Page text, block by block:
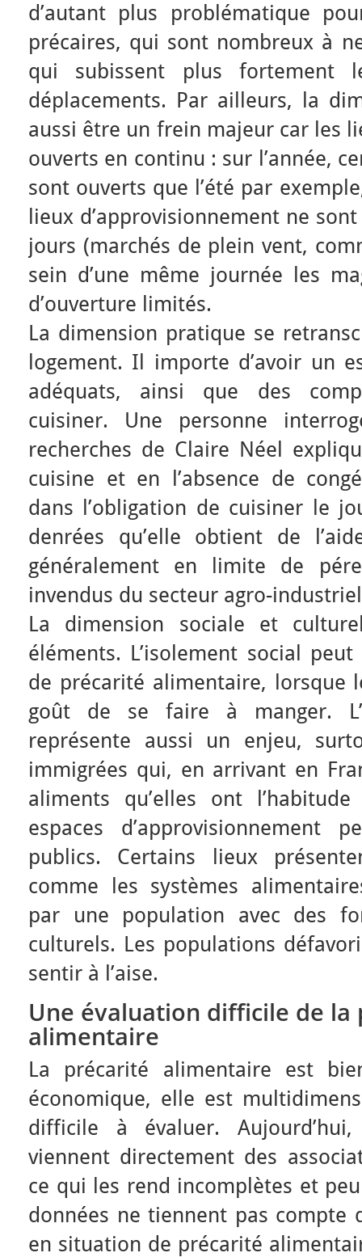
d’autant plus problématique
précaires, qui sont nombreux à
qui subissent plus fortement
déplacements. Par ailleurs, la
aussi être un frein majeur car les
ouverts en continu : sur l’année,
sont ouverts que l’été par
lieux d’approvisionnement ne
jours (marchés de plein vent,
sein d’une même journée les
d’ouverture limités.
La dimension pratique se
logement. Il importe d’avoir un
adéquats, ainsi que des
cuisiner. Une personne
recherches de Claire Néel
cuisine et en l’absence de
dans l’obligation de cuisiner le
denrées qu’elle obtient de
généralement en limite de
invendus du secteur agro-
La dimension sociale et
éléments. L’isolement social
de précarité alimentaire, lorsque
goût de se faire à manger.
représente aussi un enjeu,
immigrées qui, en arrivant en
aliments qu’elles ont
espaces d’approvisionnement
publics. Certains lieux
comme les systèmes
par une population avec des
culturels. Les populations
sentir à l’aise.
Une évaluation difficile de la
alimentaire
La précarité alimentaire est
économique, elle est
difficile à évaluer.
viennent directement des
ce qui les rend incomplètes et
données ne tiennent pas compte
en situation de précarité